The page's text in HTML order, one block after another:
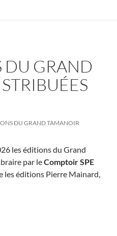
DU GRAND
DU GRAND TAMANOIR
les éditions du Grand
par leComptoir SPE
les éditions Pierre Mainard,
du Grand Tamanoir